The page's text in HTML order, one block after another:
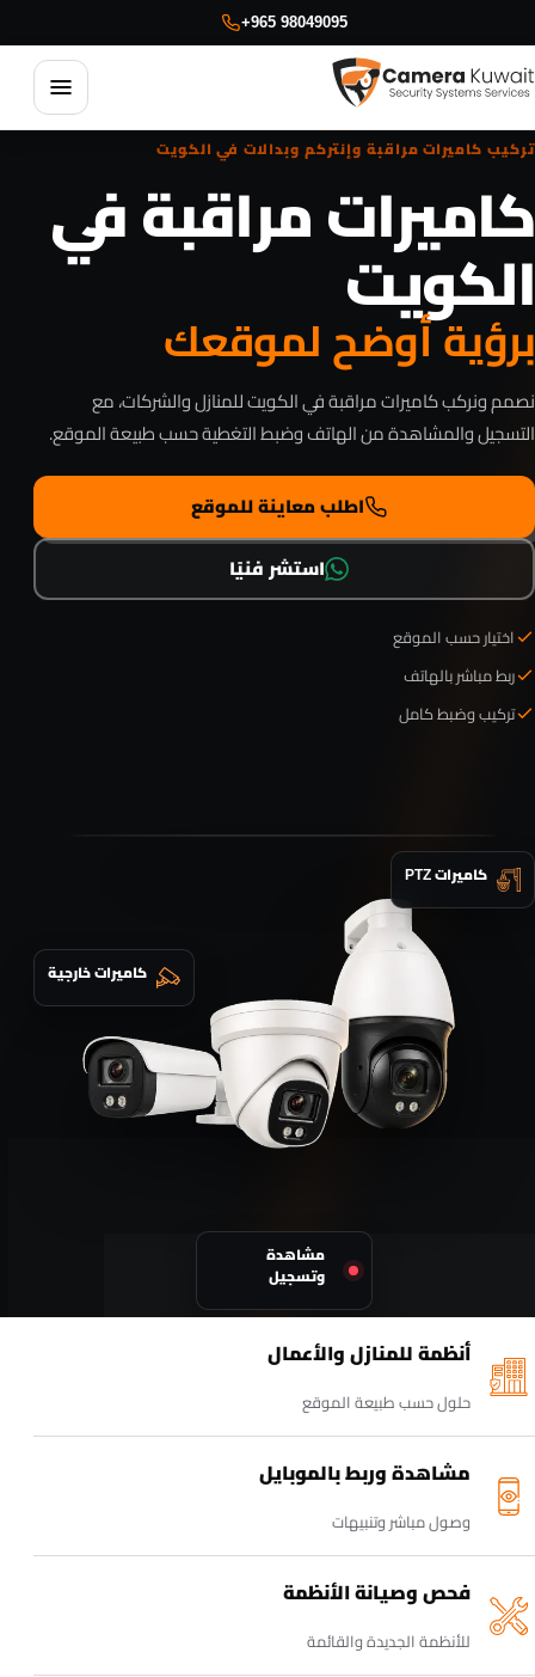
+965 98049095
فتح
كاميرات مراقبة
الإنتركم وأنظمة الدخول
البدالات والاتصالات
تركيب كاميرات مراقبة وإنتركم وبدالات في الكويت
كاميرات مراقبة في
الكويت
برؤية أوضح لموقعك
نصمم ونركب كاميرات مراقبة في الكويت للمنازل والشركات، مع
التسجيل والمشاهدة من الهاتف وضبط التغطية حسب طبيعة الموقع.
اطلب معاينة للموقع
استشر فنيًا
اختيار حسب الموقع
ربط مباشر بالهاتف
تركيب وضبط كامل
مشاهدة
وتسجيل
كاميرات خارجية
كاميرات PTZ
أنظمة للمنازل والأعمال
حلول حسب طبيعة الموقع
مشاهدة وربط بالموبايل
وصول مباشر وتنبيهات
فحص وصيانة الأنظمة
للأنظمة الجديدة والقائمة